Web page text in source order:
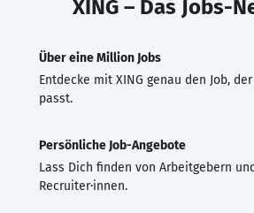
XING – Das Jobs-
Über eine Million Jobs
Entdecke mit XING genau den Job,
passt.
Persönliche Job-Angebote
Lass Dich finden von Arbeitgebern
Recruiter·innen.